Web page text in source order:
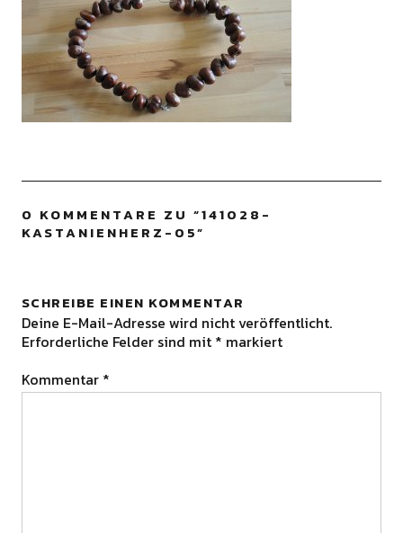
0 KOMMENTARE ZU “141028-
KASTANIENHERZ-05”
SCHREIBE EINEN KOMMENTAR
Deine E-Mail-Adresse wird nicht veröffentlicht.
Erforderliche Felder sind mit * markiert
Kommentar *